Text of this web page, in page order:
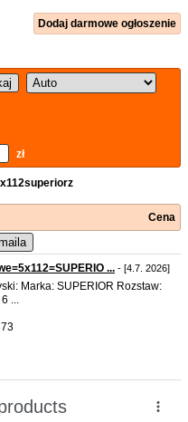
Dodaj darmowe ogłoszenie
zł
Cena
... - [4.7. 2026]
Marka: SUPERIOR Rozstaw:
...